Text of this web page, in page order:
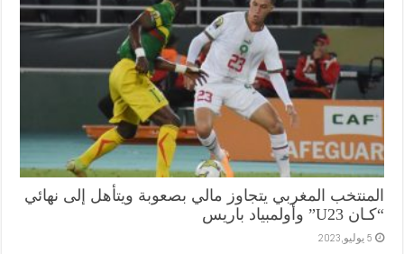
المنتخب المغربي يتجاوز مالي بصعوبة ويتأهل إلى نهائي
“كـان U23” وأولمبياد باريس
5 يوليو,2023